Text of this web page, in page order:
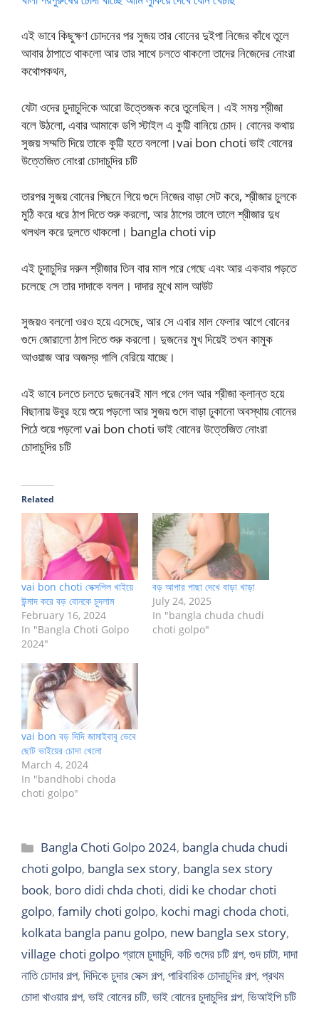
এই ভাবে কিছুক্ষণ চোদনের পর সুজয় তার বোনের দুইপা নিজের কাঁধে তুলে
আবার ঠাপাতে থাকলো আর তার সাথে চলতে থাকলো তাদের নিজেদের নোংরা
কথোপকথন,
যেটা ওদের চুদাচুদিকে আরো উত্তেজক করে তুলেছিল। এই সময় শ্রীজা
বলে উঠলো, এবার আমাকে ডগি স্টাইল এ কুট্টি বানিয়ে চোদ। বোনের কথায়
সুজয় সম্মতি দিয়ে তাকে কুট্টি হতে বললো।vai bon choti ভাই বোনের
উত্তেজিত নোংরা চোদাচুদির চটি
তারপর সুজয় বোনের পিছনে গিয়ে গুদে নিজের বাড়া সেট করে, শ্রীজার চুলকে
মুঠি করে ধরে ঠাপ দিতে শুরু করলো, আর ঠাপের তালে তালে শ্রীজার দুধ
থলথল করে দুলতে থাকলো। bangla choti vip
এই চুদাচুদির দরুন শ্রীজার তিন বার মাল পরে গেছে এবং আর একবার পড়তে
চলেছে সে তার দাদাকে বলল। দাদার মুখে মাল আউট
সুজয়ও বললো ওরও হয়ে এসেছে, আর সে এবার মাল ফেলার আগে বোনের
গুদে জোরালো ঠাপ দিতে শুরু করলো। দুজনের মুখ দিয়েই তখন কামুক
আওয়াজ আর অজস্র গালি বেরিয়ে যাচ্ছে।
এই ভাবে চলতে চলতে দুজনেরই মাল পরে গেল আর শ্রীজা ক্লান্ত হয়ে
বিছানায় উবুর হয়ে শুয়ে পড়লো আর সুজয় গুদে বাড়া ঢুকানো অবস্থায় বোনের
পিঠে শুয়ে পড়লো vai bon choti ভাই বোনের উত্তেজিত নোংরা
চোদাচুদির চটি
Related
vai bon choti সেক্সপিল খাইয়ে
উন্মাদ করে বড় বোনকে চুদলাম
February 16, 2024
In "Bangla Choti Golpo
2024"
বড় আপার পাছা দেখে বাড়া খাড়া
July 24, 2025
In "bangla chuda chudi
choti golpo"
vai bon বড় দিদি জামাইবাবু ভেবে
ছোট ভাইয়ের চোদা খেলো
March 4, 2024
In "bandhobi choda
choti golpo"
Categories
Bangla Choti Golpo 2024, bangla chuda chudi
choti golpo, bangla sex story, bangla sex story
book, boro didi chda choti, didi ke chodar choti
golpo, family choti golpo, kochi magi choda choti,
kolkata bangla panu golpo, new bangla sex story,
village choti golpo গ্রামে চুদাচুদি, কচি গুদের চটি গল্প, গুদ চাটা,দাদা
নাতি চোদার গল্প, দিদিকে চুদার সেক্স গল্প, পারিবারিক চোদাচুদির গল্প, প্রথম
চোদা খাওয়ার গল্প, ভাই বোনের চটি, ভাই বোনের চুদাচুদির গল্প, ভিআইপি চটি